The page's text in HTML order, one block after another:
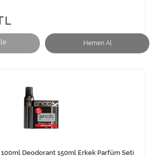
Hemen Al
100ml Deodorant 150ml Erkek Parfüm Seti